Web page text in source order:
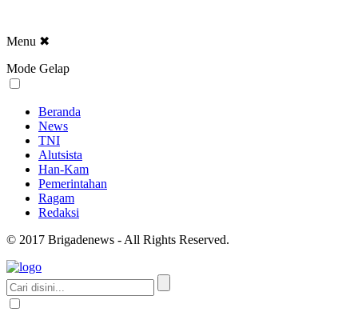
Menu ✖
Mode Gelap
Beranda
News
TNI
Alutsista
Han-Kam
Pemerintahan
Ragam
Redaksi
© 2017 Brigadenews - All Rights Reserved.